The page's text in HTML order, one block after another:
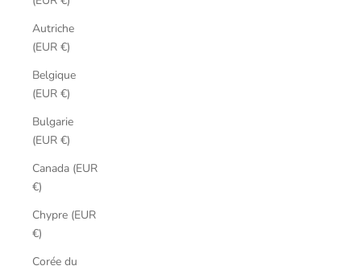
Autriche
(EUR €)
Belgique
(EUR €)
Bulgarie
(EUR €)
Canada (EUR
€)
Chypre (EUR
€)
Corée du